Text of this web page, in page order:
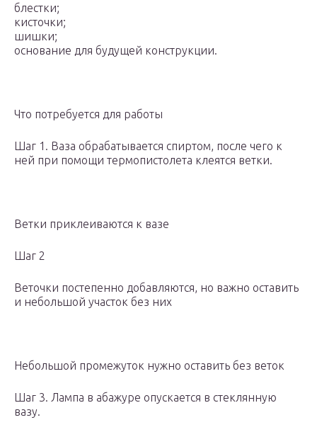
блестки;
кисточки;
шишки;
основание для будущей конструкции.
Что потребуется для работы
Шаг 1. Ваза обрабатывается спиртом, после чего к
ней при помощи термопистолета клеятся ветки.
Ветки приклеиваются к вазе
Шаг 2
Веточки постепенно добавляются, но важно оставить
и небольшой участок без них
Небольшой промежуток нужно оставить без веток
Шаг 3. Лампа в абажуре опускается в стеклянную
вазу.